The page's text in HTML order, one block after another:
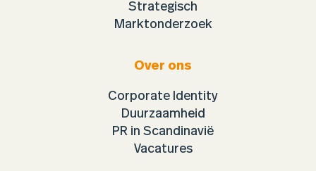
Strategisch
Marktonderzoek
Over ons
Corporate Identity
Duurzaamheid
PR in Scandinavië
Vacatures